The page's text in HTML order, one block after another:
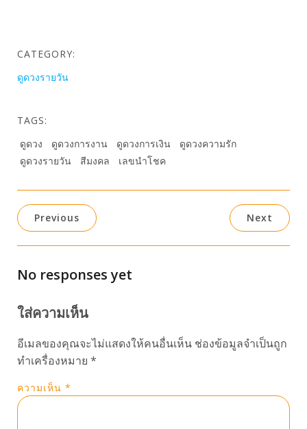
CATEGORY:
ดูดวงรายวัน
TAGS:
ดูดวง
ดูดวงการงาน ดูดวงการเงิน
ดูดวงความรัก
ดูดวงรายวัน
สีมงคล เลขนำโชค
Previous Next
No responses yet
ใส่ความเห็น
อีเมลของคุณจะไม่แสดงให้คนอื่นเห็น ช่องข้อมูลจำเป็นถูก
ทำเครื่องหมาย *
ความเห็น *